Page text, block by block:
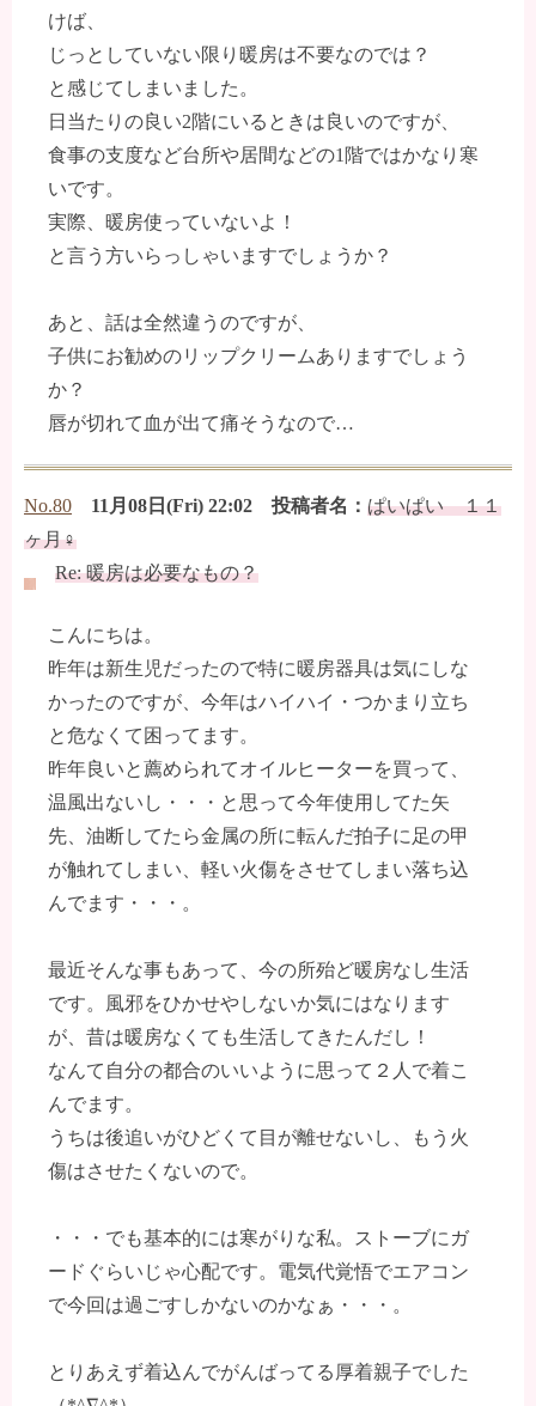
けば、
じっとしていない限り暖房は不要なのでは？
と感じてしまいました。
日当たりの良い2階にいるときは良いのですが、
食事の支度など台所や居間などの1階ではかなり寒
いです。
実際、暖房使っていないよ！
と言う方いらっしゃいますでしょうか？
あと、話は全然違うのですが、
子供にお勧めのリップクリームありますでしょう
か？
唇が切れて血が出て痛そうなので…
No.80 11月08日(Fri) 22:02 投稿者名： ぱいぱい １１
ヶ月♀
Re: 暖房は必要なもの？
こんにちは。
昨年は新生児だったので特に暖房器具は気にしな
かったのですが、今年はハイハイ・つかまり立ち
と危なくて困ってます。
昨年良いと薦められてオイルヒーターを買って、
温風出ないし・・・と思って今年使用してた矢
先、油断してたら金属の所に転んだ拍子に足の甲
が触れてしまい、軽い火傷をさせてしまい落ち込
んでます・・・。
最近そんな事もあって、今の所殆ど暖房なし生活
です。風邪をひかせやしないか気にはなります
が、昔は暖房なくても生活してきたんだし！
なんて自分の都合のいいように思って２人で着こ
んでます。
うちは後追いがひどくて目が離せないし、もう火
傷はさせたくないので。
・・・でも基本的には寒がりな私。ストーブにガ
ードぐらいじゃ心配です。電気代覚悟でエアコン
で今回は過ごすしかないのかなぁ・・・。
とりあえず着込んでがんばってる厚着親子でした